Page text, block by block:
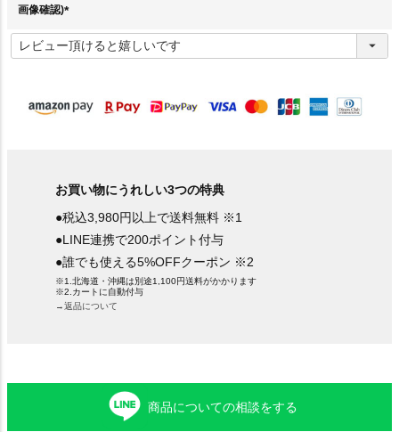
画像確認)
必
須
お買い物にうれしい3つの特典
●税込3,980円以上で送料無料 ※1
●LINE連携で200ポイント付与
●誰でも使える5%OFFクーポン ※2
※1.北海道・沖縄は別途1,100円送料がかかります
※2.カートに自動付与
→返品について
商品についての相談をする